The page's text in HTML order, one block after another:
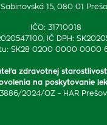
Sabinovská 15, 080 01
IČO: 31710018
IČ DPH:
SK28 0200 0000 0000
zdravotnej
na poskytovanie
2024/OZ - HAR Prešov